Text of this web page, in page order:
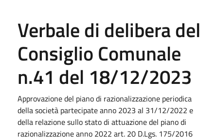
Verbale di delibera del
Consiglio Comunale
n.41 del 18/12/2023
Approvazione del piano di razionalizzazione periodica
della società partecipate anno 2023 al 31/12/2022 e
della relazione sullo stato di attuazione del piano di
razionalizzazione anno 2022 art. 20 D.Lgs. 175/2016